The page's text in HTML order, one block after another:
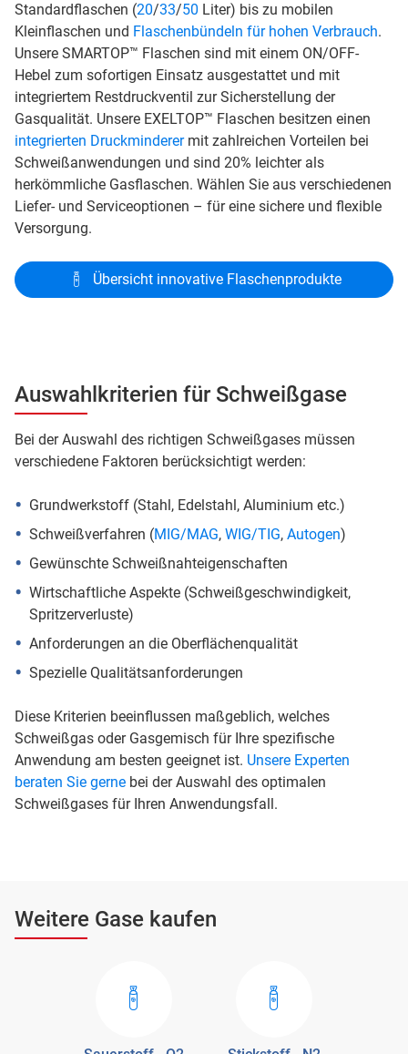
Standardflaschen (20/33/50 Liter) bis zu mobilen
Kleinflaschen und Flaschenbündeln für hohen Verbrauch.
Unsere SMARTOP™ Flaschen sind mit einem ON/OFF-
Hebel zum sofortigen Einsatz ausgestattet und mit
integriertem Restdruckventil zur Sicherstellung der
Gasqualität. Unsere EXELTOP™ Flaschen besitzen einen
integrierten Druckminderermit zahlreichen Vorteilen bei
Schweißanwendungen und sind 20% leichter als
herkömmliche Gasflaschen. Wählen Sie aus verschiedenen
Liefer- und Serviceoptionen – für eine sichere und flexible
Versorgung.
Übersicht innovative Flaschenprodukte
Auswahlkriterien für Schweißgase
Bei der Auswahl des richtigen Schweißgases müssen
verschiedene Faktoren berücksichtigt werden:
Grundwerkstoff (Stahl, Edelstahl, Aluminium etc.)
Schweißverfahren (MIG/MAG, WIG/TIG, Autogen)
Gewünschte Schweißnahteigenschaften
Wirtschaftliche Aspekte (Schweißgeschwindigkeit,
Spritzerverluste)
Anforderungen an die Oberflächenqualität
Spezielle Qualitätsanforderungen
Diese Kriterien beeinflussen maßgeblich, welches
Schweißgas oder Gasgemisch für Ihre spezifische
Anwendung am besten geeignet ist. Unsere Experten
beraten Sie gerne bei der Auswahl des optimalen
Schweißgases für Ihren Anwendungsfall.
Weitere Gase kaufen